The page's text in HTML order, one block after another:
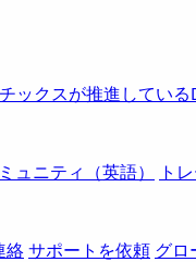
ックスが推進してい
ュニティ（英語） ト
絡サポートを依頼 グロ